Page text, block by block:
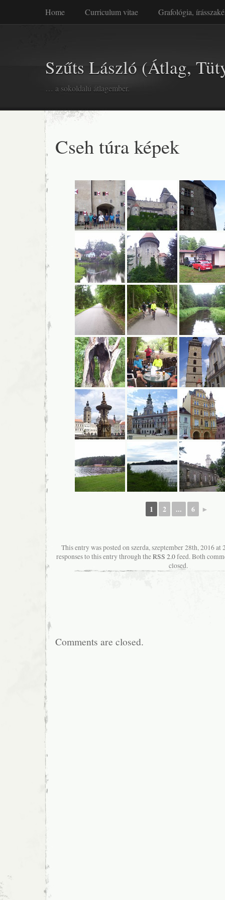
Home Curriculum vitae Grafológia,
… a sokoldalú átlagember.
Szűts László (Átlag,
Cseh túra képek
1 2 ... 6 ►
This entry was posted on szerda, szeptember 28th, 2016
responses to this entry through theRSS 2.0feed. Both
closed.
Comments are closed.